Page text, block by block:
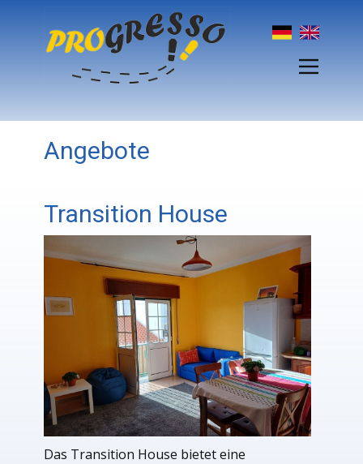
Angebote
Transition House
Das Transition House bietet eine